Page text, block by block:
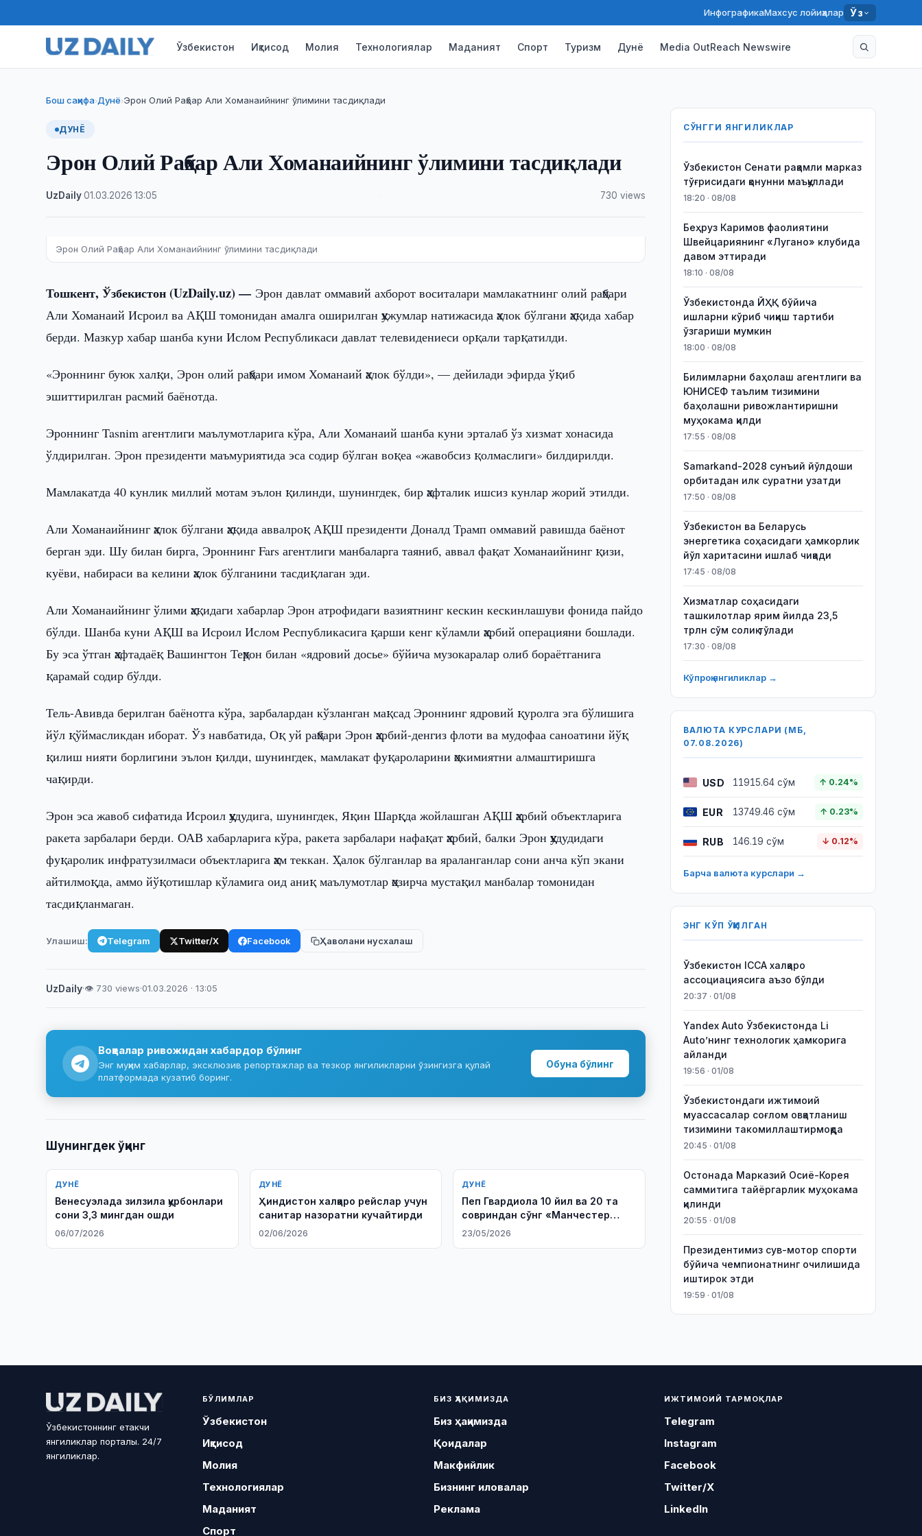
ИнфографикаМахсус лойиҳалар Ўз
Ўзбекистон Иқтисод Молия Технологиялар Маданият Спорт Туризм Дунё Media OutReach Newswire
Бош саҳифа›Дунё›Эрон Олий Раҳбар Али Хоманаийнинг ўлимини тасдиқлади
ДУНЁ
Эрон Олий Раҳбар Али Хоманаийнинг ўлимини тасдиқлади
UzDaily·01.03.2026 ·13:05 730 views
Эрон Олий Раҳбар Али Хоманаийнинг ўлимини тасдиқлади
Тошкент, Ўзбекистон (UzDaily.uz) — Эрон давлат оммавий ахборот воситалари мамлакатнинг олий раҳбари
Али Хоманаий Исроил ва АҚШ томонидан амалга оширилган ҳужумлар натижасида ҳалок бўлгани ҳақида хабар
берди. Мазкур хабар шанба куни Ислом Республикаси давлат телевидениеси орқали тарқатилди.
«Эроннинг буюк халқи, Эрон олий раҳбари имом Хоманаий ҳалок бўлди», — дейилади эфирда ўқиб
эшиттирилган расмий баёнотда.
Эроннинг Tasnim агентлиги маълумотларига кўра, Али Хоманаий шанба куни эрталаб ўз хизмат хонасида
ўлдирилган. Эрон президенти маъмуриятида эса содир бўлган воқеа «жавобсиз қолмаслиги» билдирилди.
Мамлакатда 40 кунлик миллий мотам эълон қилинди, шунингдек, бир ҳафталик ишсиз кунлар жорий этилди.
Али Хоманаийнинг ҳалок бўлгани ҳақида аввалроқ АҚШ президенти Доналд Трамп оммавий равишда баёнот
берган эди. Шу билан бирга, Эроннинг Fars агентлиги манбаларга таяниб, аввал фақат Хоманаийнинг қизи,
куёви, набираси ва келини ҳалок бўлганини тасдиқлаган эди.
Али Хоманаийнинг ўлими ҳақидаги хабарлар Эрон атрофидаги вазиятнинг кескин кескинлашуви фонида пайдо
бўлди. Шанба куни АҚШ ва Исроил Ислом Республикасига қарши кенг кўламли ҳарбий операцияни бошлади.
Бу эса ўтган ҳафтадаёқ Вашингтон Теҳрон билан «ядровий досье» бўйича музокаралар олиб бораётганига
қарамай содир бўлди.
Тель-Авивда берилган баёнотга кўра, зарбалардан кўзланган мақсад Эроннинг ядровий қуролга эга бўлишига
йўл қўймасликдан иборат. Ўз навбатида, Оқ уй раҳбари Эрон ҳарбий-денгиз флоти ва мудофаа саноатини йўқ
қилиш нияти борлигини эълон қилди, шунингдек, мамлакат фуқароларини ҳокимиятни алмаштиришга
чақирди.
Эрон эса жавоб сифатида Исроил ҳудудига, шунингдек, Яқин Шарқда жойлашган АҚШ ҳарбий объектларига
ракета зарбалари берди. ОАВ хабарларига кўра, ракета зарбалари нафақат ҳарбий, балки Эрон ҳудудидаги
фуқаролик инфратузилмаси объектларига ҳам теккан. Ҳалок бўлганлар ва яраланганлар сони анча кўп экани
айтилмоқда, аммо йўқотишлар кўламига оид аниқ маълумотлар ҳозирча мустақил манбалар томонидан
тасдиқланмаган.
Улашиш: Telegram Twitter/X Facebook Ҳаволани нусхалаш
UzDaily·👁 730 views·01.03.2026 · 13:05
Воқеалар ривожидан хабардор бўлинг
Энг муҳим хабарлар, эксклюзив репортажлар ва тезкор янгиликларни ўзингизга қулай
платформада кузатиб боринг.
Обуна бўлинг
Шунингдек ўқинг
ДУНЁ
Венесуэлада зилзила қурбонлари
сони 3,3 мингдан ошди
06/07/2026
ДУНЁ
Ҳиндистон халқаро рейслар учун
санитар назоратни кучайтирди
02/06/2026
ДУНЁ
Пеп Гвардиола 10 йил ва 20 та
совриндан сўнг «Манчестер
Сити»ни тарк этади
23/05/2026
СЎНГГИ ЯНГИЛИКЛАР
Ўзбекистон Сенати рақамли марказ
тўғрисидаги қонунни маъқуллади
18:20 · 08/08
Беҳруз Каримов фаолиятини
Швейцариянинг «Лугано» клубида
давом эттиради
18:10 · 08/08
Ўзбекистонда ЙҲҚ бўйича
ишларни кўриб чиқиш тартиби
ўзгариши мумкин
18:00 · 08/08
Билимларни баҳолаш агентлиги ва
ЮНИСЕФ таълим тизимини
баҳолашни ривожлантиришни
муҳокама қилди
17:55 · 08/08
Samarkand-2028 сунъий йўлдоши
орбитадан илк суратни узатди
17:50 · 08/08
Ўзбекистон ва Беларусь
энергетика соҳасидаги ҳамкорлик
йўл харитасини ишлаб чиқади
17:45 · 08/08
Хизматлар соҳасидаги
ташкилотлар ярим йилда 23,5
трлн сўм солиқ тўлади
17:30 · 08/08
Кўпроқ янгиликлар →
ВАЛЮТА КУРСЛАРИ (МБ,
07.08.2026)
USD 11915.64 сўм ↑ 0.24%
EUR 13749.46 сўм ↑ 0.23%
RUB 146.19 сўм ↓ 0.12%
Барча валюта курслари →
ЭНГ КЎП ЎҚИЛГАН
Ўзбекистон ICCA халқаро
ассоциациясига аъзо бўлди
20:37 · 01/08
Yandex Auto Ўзбекистонда Li
Auto’нинг технологик ҳамкорига
айланди
19:56 · 01/08
Ўзбекистондаги ижтимоий
муассасалар соғлом овқатланиш
тизимини такомиллаштирмоқда
20:45 · 01/08
Остонада Марказий Осиё-Корея
саммитига тайёргарлик муҳокама
қилинди
20:55 · 01/08
Президентимиз сув-мотор спорти
бўйича чемпионатнинг очилишида
иштирок этди
19:59 · 01/08
Ўзбекистоннинг етакчи
янгиликлар порталы. 24/7
янгиликлар.
БЎЛИМЛАР
Ўзбекистон
Иқтисод
Молия
Технологиялар
Маданият
Спорт
БИЗ ҲАҚИМИЗДА
Биз ҳақимизда
Қоидалар
Макфийлик
Бизнинг иловалар
Реклама
ИЖТИМОИЙ ТАРМОҚЛАР
Telegram
Instagram
Facebook
Twitter/X
LinkedIn